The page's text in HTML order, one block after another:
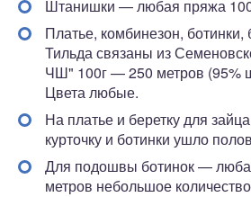
Штанишки — любая пряжа
Платье, комбинезон, ботинки,
Тильда связаны из
ЧШ" 100г — 250 метров (95%
Цвета любые.
На платье и беретку для
курточку и ботинки ушло
Для подошвы ботинок —
метров небольшое